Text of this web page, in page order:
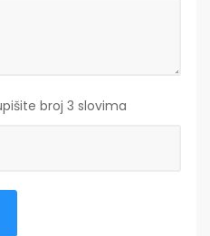
broj 3 slovima